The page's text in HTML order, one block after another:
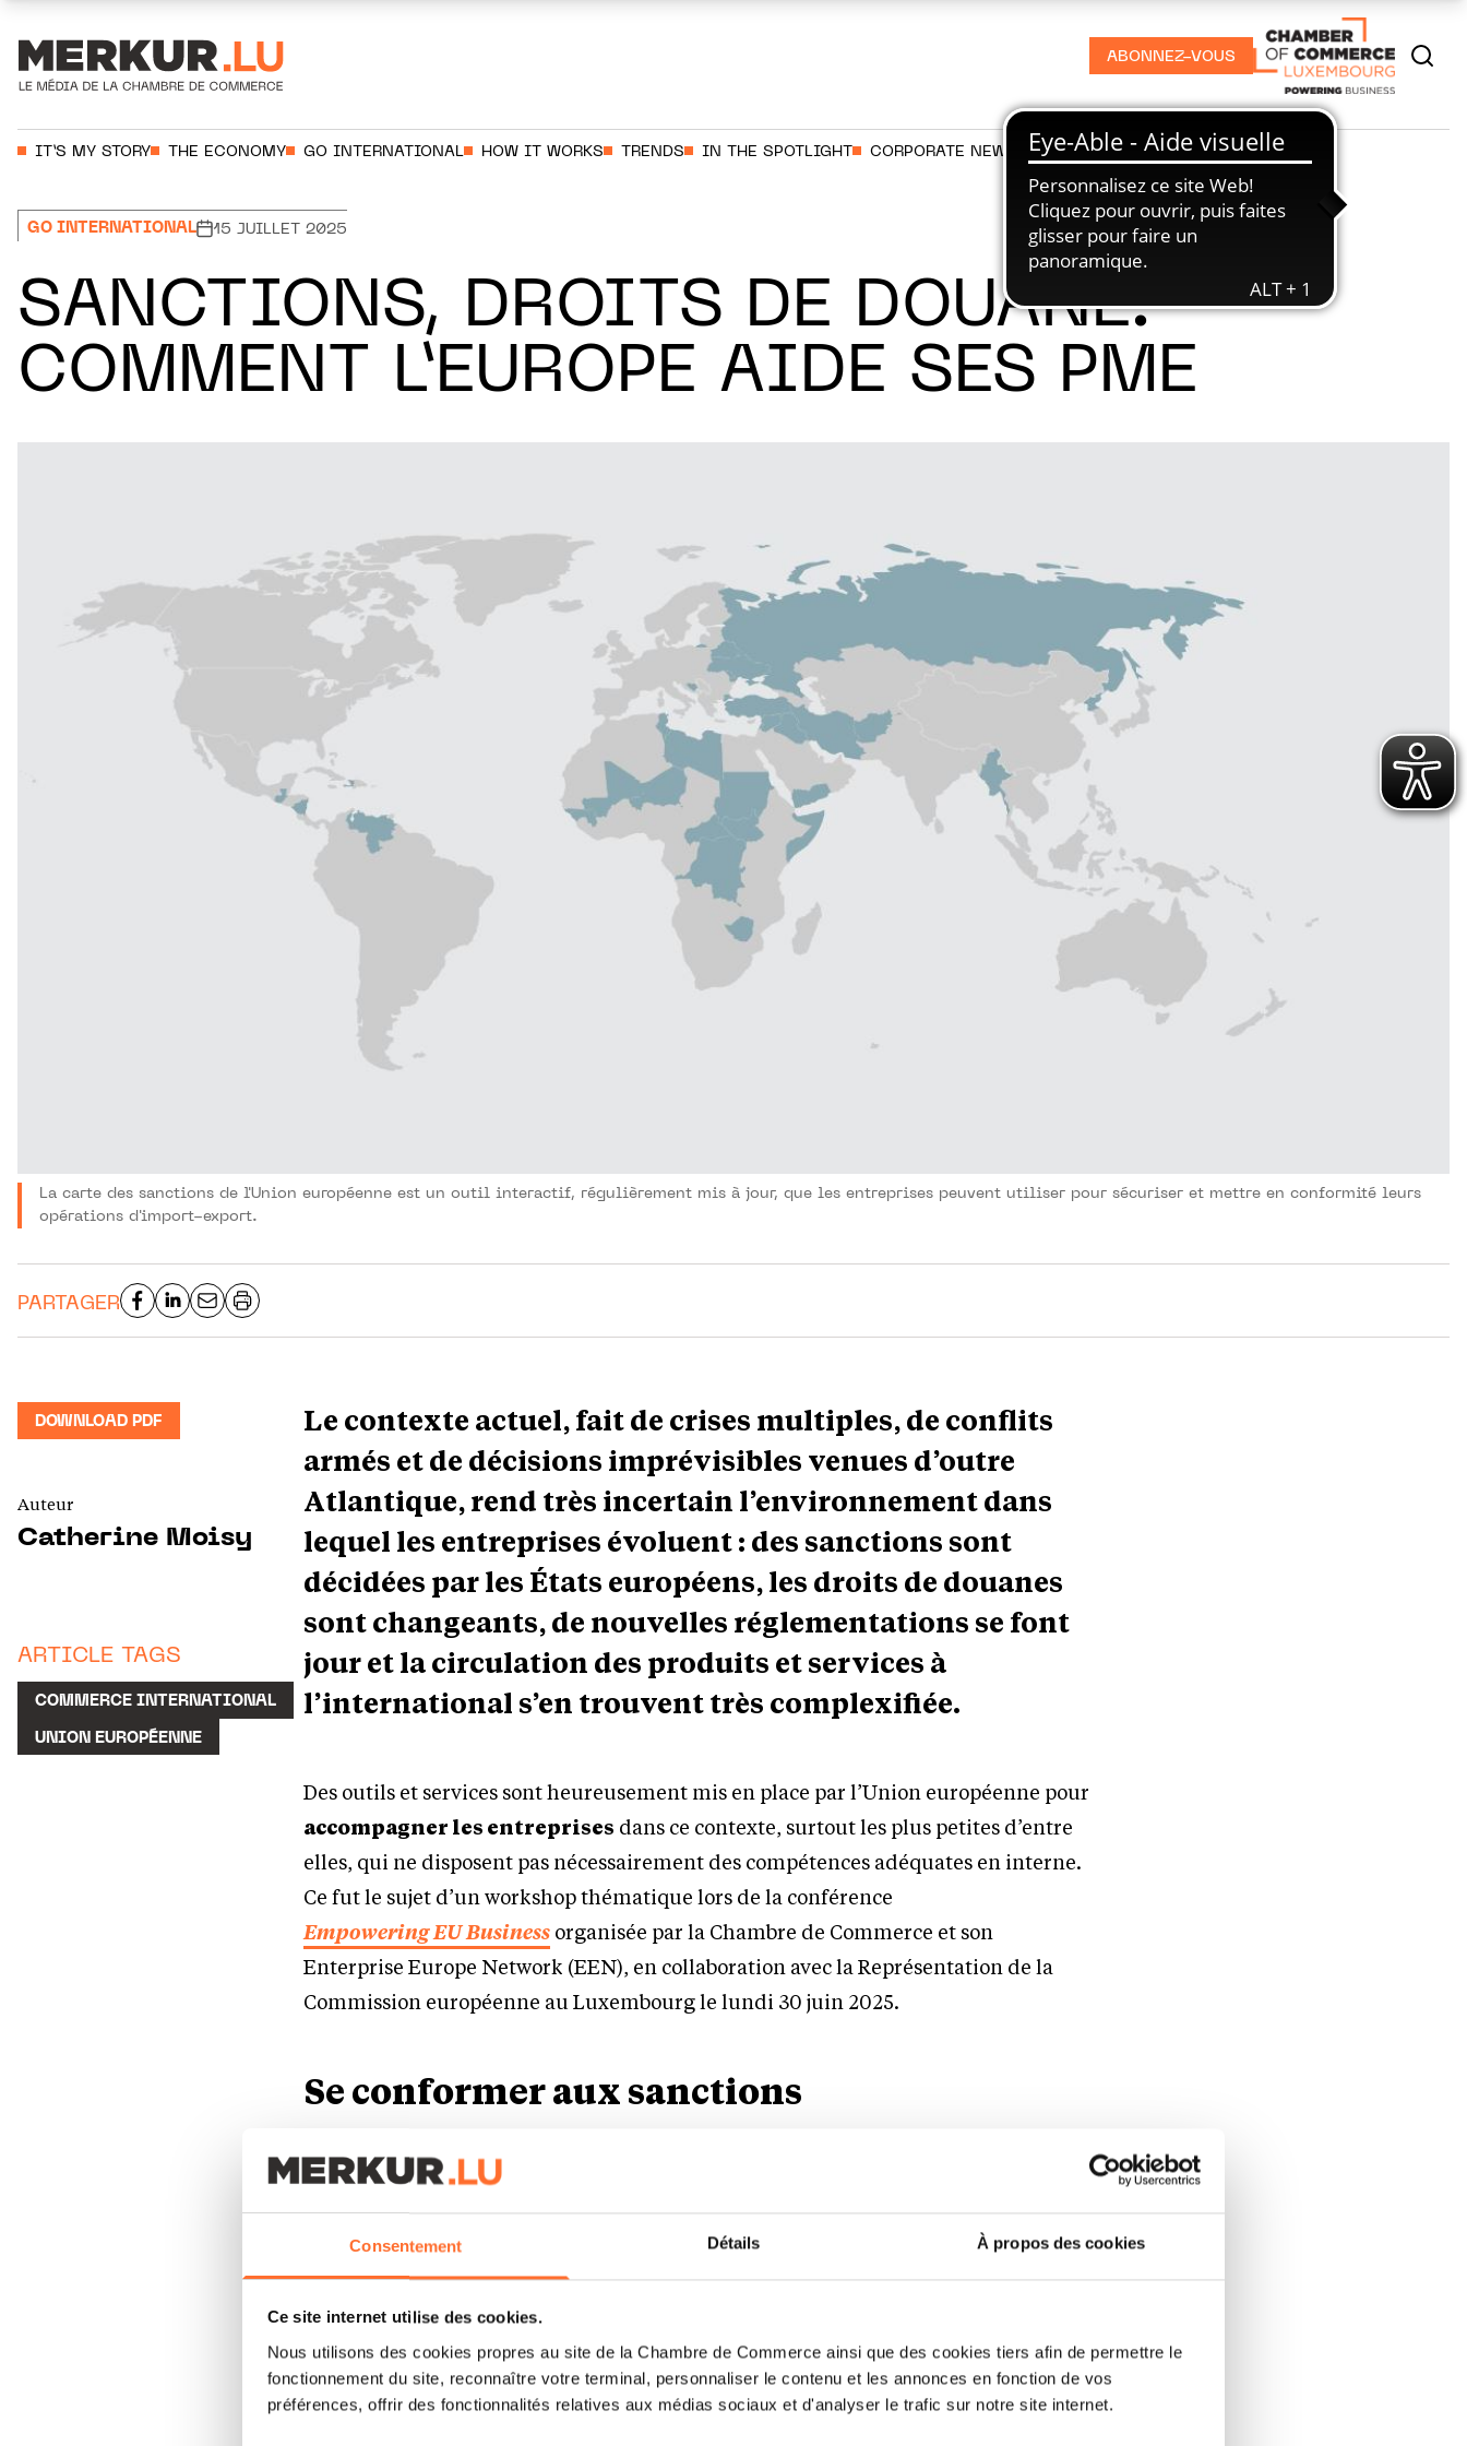
Consentement Détails À propos des cookies
Ce site internet utilise des cookies.
Nous utilisons des cookies propres au site de la Chambre de Commerce ainsi que des cookies tiers afin de permettre le
fonctionnement du site, reconnaître votre terminal, personnaliser le contenu et les annonces en fonction de vos
préférences, offrir des fonctionnalités relatives aux médias sociaux et d'analyser le trafic sur notre site internet.
ABONNEZ-VOUS
IT’S MY STORY THE ECONOMY GO INTERNATIONAL HOW IT WORKS TRENDS IN THE SPOTLIGHT CORPORATE NEWS PODCASTS
GO INTERNATIONAL 15 JUILLET 2025
SANCTIONS, DROITS DE DOUANE:
COMMENT L’EUROPE AIDE SES PME
La carte des sanctions de l'Union européenne est un outil interactif, régulièrement mis à jour, que les entreprises peuvent utiliser pour sécuriser et mettre en conformité leurs
opérations d'import-export.
PARTAGER
DOWNLOAD PDF
Auteur
Catherine Moisy
ARTICLE TAGS
COMMERCE INTERNATIONAL
UNION EUROPÉENNE
Le contexte actuel, fait de crises multiples, de conflits
armés et de décisions imprévisibles venues d’outre
Atlantique, rend très incertain l’environnement dans
lequel les entreprises évoluent : des sanctions sont
décidées par les États européens, les droits de douanes
sont changeants, de nouvelles réglementations se font
jour et la circulation des produits et services à
l’international s’en trouvent très complexifiée.
Des outils et services sont heureusement mis en place par l’Union européenne pour
accompagner les entreprises dans ce contexte, surtout les plus petites d’entre
elles, qui ne disposent pas nécessairement des compétences adéquates en interne.
Ce fut le sujet d’un workshop thématique lors de la conférence
Empowering EU Business organisée par la Chambre de Commerce et son
Enterprise Europe Network (EEN), en collaboration avec la Représentation de la
Commission européenne au Luxembourg le lundi 30 juin 2025.
Se conformer aux sanctions
Il existe à l’heure actuelle
l’unanimité, les autres étant soit des initiatives de l’ONU, soit des décisions mixtes
individu dans le but de provoquer un changement de comportement ou de
politique, ou de punir des actions considérées comme menaçantes pour la paix et